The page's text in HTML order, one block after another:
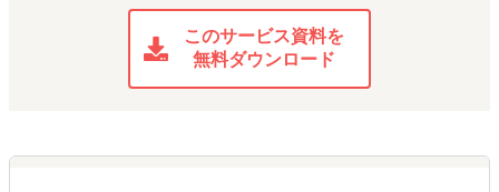
このサービス資料を
無料ダウンロード